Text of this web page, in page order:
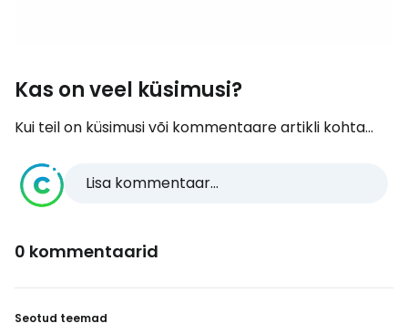
Kas on veel küsimusi?
Kui teil on küsimusi või kommentaare artikli kohta...
Lisa kommentaar...
0 kommentaarid
Seotud teemad